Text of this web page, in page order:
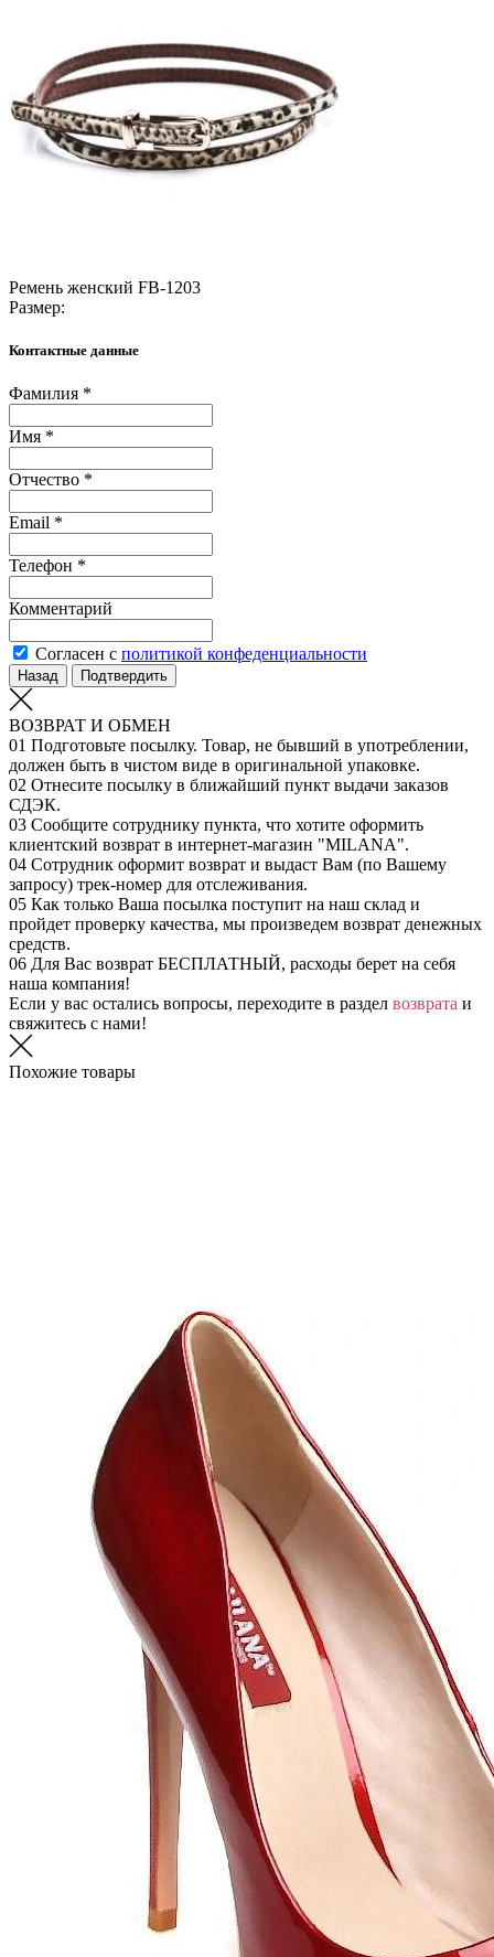
Ремень женский FB-1203
Размер:
Контактные данные
Фамилия *
Имя *
Отчество *
Email *
Телефон *
Комментарий
Согласен с политикой конфеденциальности
Назад Подтвердить
ВОЗВРАТ И ОБМЕН
01 Подготовьте посылку. Товар, не бывший в употреблении,
должен быть в чистом виде в оригинальной упаковке.
02 Отнесите посылку в ближайший пункт выдачи заказов
СДЭК.
03 Сообщите сотруднику пункта, что хотите оформить
клиентский возврат в интернет-магазин "MILANA".
04 Сотрудник оформит возврат и выдаст Вам (по Вашему
запросу) трек-номер для отслеживания.
05 Как только Ваша посылка поступит на наш склад и
пройдет проверку качества, мы произведем возврат денежных
средств.
06 Для Вас возврат БЕСПЛАТНЫЙ, расходы берет на себя
наша компания!
Если у вас остались вопросы, переходите в раздел возврата и
свяжитесь с нами!
Похожие товары